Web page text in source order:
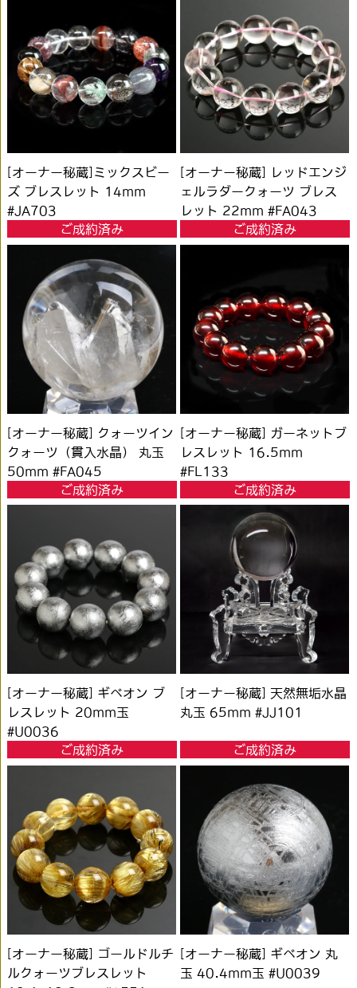
[オーナー秘蔵]ミックスビー
ズ ブレスレット 14mm
#JA703
ご成約済み
[オーナー秘蔵] レッドエンジ
ェルラダークォーツ ブレス
レット 22mm #FA043
ご成約済み
[オーナー秘蔵] クォーツイン
クォーツ（貫入水晶） 丸玉
50mm #FA045
ご成約済み
[オーナー秘蔵] ガーネットブ
レスレット 16.5mm
#FL133
ご成約済み
[オーナー秘蔵] ギベオン ブ
レスレット 20mm玉
#U0036
ご成約済み
[オーナー秘蔵] 天然無垢水晶
丸玉 65mm #JJ101
ご成約済み
[オーナー秘蔵] ゴールドルチ
ルクォーツブレスレット
[オーナー秘蔵] ギベオン 丸
玉 40.4mm玉 #U0039